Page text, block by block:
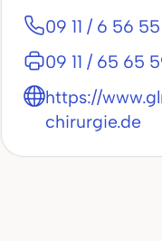
09 11 / 6 56
09 11 / 65 65
https://
chirurgie.de